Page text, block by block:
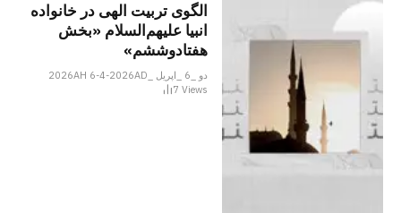
الگوی تربیت الهی در خانواده
انبیا‌‌ علیهم‌السلام «بخش
هفتادوششم»
دو _6 _اپریل _2026AH 6-4-2026AD
7Views